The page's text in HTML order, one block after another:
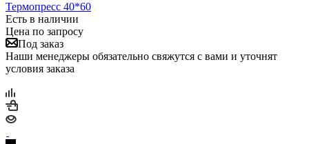
Термопресс 40*60
Есть в наличии
Цена по запросу
Под заказ
Наши менеджеры обязательно свяжутся с вами и уточнят
условия заказа